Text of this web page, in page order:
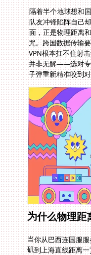
隔着半个地球想和
队友冲锋陷阵自己
面，正是物理距离
咒。跨国数据传输
VPN根本扛不住射
并非无解——选对
子弹重新精准咬到
为什么物理距
当你从巴西连国服
矶到上海直线距离
而多人FPS游戏里
你的狙杀。更别提
站着不动，打完弹
克世界》玩家体会
场还长，开火后要